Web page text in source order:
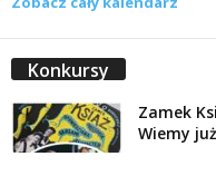
Konkursy
Zamek
Wiemy